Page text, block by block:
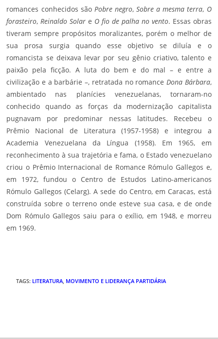
romances conhecidos são Pobre negro,Sobre a mesma terra, O
forasteiro,Reinaldo Solare O fio de palha no vento. Essas obras
tiveram sempre propósitos moralizantes, porém o melhor de
sua prosa surgia quando esse objetivo se diluía e o
romancista se deixava levar por seu gênio criativo, talento e
paixão pela ficção. A luta do bem e do mal – e entre a
civilização e a barbárie –, retratada no romance Dona Bárbara,
ambientado nas planícies venezuelanas, tornaram-no
conhecido quando as forças da modernização capitalista
pugnavam por predominar nessas latitudes. Recebeu o
Prêmio Nacional de Literatura (1957-1958) e integrou a
Academia Venezuelana da Língua (1958). Em 1965, em
reconhecimento à sua trajetória e fama, o Estado venezuelano
criou o Prêmio Internacional de Romance Rómulo Gallegos e,
em 1972, fundou o Centro de Estudos Latino-americanos
Rómulo Gallegos (Celarg). A sede do Centro, em Caracas, está
construída sobre o terreno onde esteve sua casa, e de onde
Dom Rómulo Gallegos saiu para o exílio, em 1948, e morreu
em 1969.
TAGS: LITERATURA, MOVIMENTO E LIDERANÇA PARTIDÁRIA